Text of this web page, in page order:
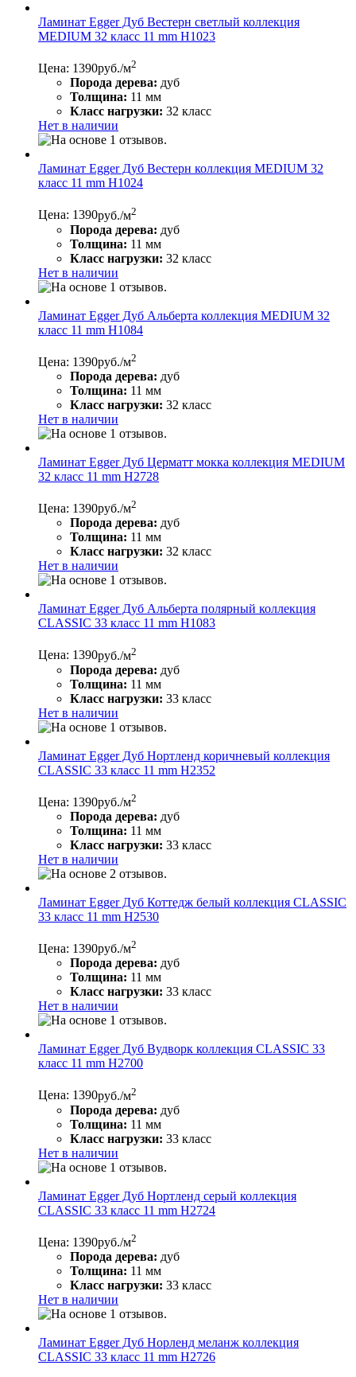
Ламинат Egger Дуб Вестерн светлый коллекция
MEDIUM 32 класс 11 mm H1023
Цена: 1390руб./м2
Порода дерева: дуб
Толщина: 11 мм
Класс нагрузки: 32 класс
Нет в наличии
Ламинат Egger Дуб Вестерн коллекция MEDIUM 32
класс 11 mm H1024
Цена: 1390руб./м2
Порода дерева: дуб
Толщина: 11 мм
Класс нагрузки: 32 класс
Нет в наличии
Ламинат Egger Дуб Альберта коллекция MEDIUM 32
класс 11 mm H1084
Цена: 1390руб./м2
Порода дерева: дуб
Толщина: 11 мм
Класс нагрузки: 32 класс
Нет в наличии
Ламинат Egger Дуб Церматт мокка коллекция MEDIUM
32 класс 11 mm H2728
Цена: 1390руб./м2
Порода дерева: дуб
Толщина: 11 мм
Класс нагрузки: 32 класс
Нет в наличии
Ламинат Egger Дуб Альберта полярный коллекция
CLASSIC 33 класс 11 mm H1083
Цена: 1390руб./м2
Порода дерева: дуб
Толщина: 11 мм
Класс нагрузки: 33 класс
Нет в наличии
Ламинат Egger Дуб Нортленд коричневый коллекция
CLASSIC 33 класс 11 mm Н2352
Цена: 1390руб./м2
Порода дерева: дуб
Толщина: 11 мм
Класс нагрузки: 33 класс
Нет в наличии
Ламинат Egger Дуб Коттедж белый коллекция CLASSIC
33 класс 11 mm H2530
Цена: 1390руб./м2
Порода дерева: дуб
Толщина: 11 мм
Класс нагрузки: 33 класс
Нет в наличии
Ламинат Egger Дуб Вудворк коллекция CLASSIC 33
класс 11 mm H2700
Цена: 1390руб./м2
Порода дерева: дуб
Толщина: 11 мм
Класс нагрузки: 33 класс
Нет в наличии
Ламинат Egger Дуб Нортленд серый коллекция
CLASSIC 33 класс 11 mm Н2724
Цена: 1390руб./м2
Порода дерева: дуб
Толщина: 11 мм
Класс нагрузки: 33 класс
Нет в наличии
Ламинат Egger Дуб Норленд меланж коллекция
CLASSIC 33 класс 11 mm Н2726